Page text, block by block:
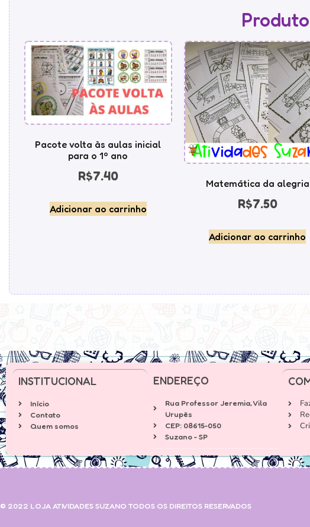
Pacote volta às aulas inicial
para o 1º ano
R$7.40
Adicionar ao carrinho
Matemática da alegria
R$7.50
Adicionar ao carrinho
INSTITUCIONAL
Início
Contato
Quem somos
ENDEREÇO
Rua Professor Jeremia, Vila
Urupês
CEP: 08615-050
Suzano - SP
© 2022 LOJA ATIVIDADES SUZANO TODOS OS DIREITOS RESERVADOS